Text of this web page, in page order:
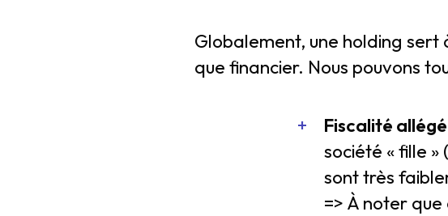
Globalement, une holding sert
que financier. Nous pouvons
Fiscalité
société « fille
sont très
=> À noter